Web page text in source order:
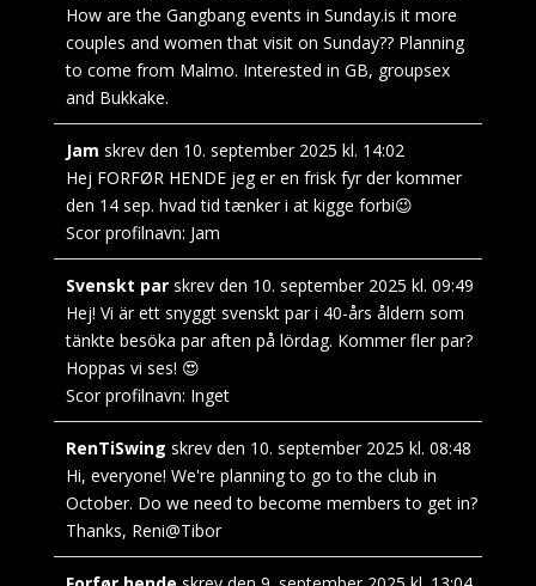
How are the Gangbang events in Sunday.is it more
couples and women that visit on Sunday?? Planning
to come from Malmo. Interested in GB, groupsex
and Bukkake.
Jam skrev den 10. september 2025 kl. 14:02
Hej FORFØR HENDE jeg er en frisk fyr der kommer
den 14 sep. hvad tid tænker i at kigge forbi😉
Scor profilnavn: Jam
Svenskt par skrev den 10. september 2025 kl. 09:49
Hej! Vi är ett snyggt svenskt par i 40-års åldern som
tänkte besöka par aften på lördag. Kommer fler par?
Hoppas vi ses! 😍
Scor profilnavn: Inget
RenTiSwing skrev den 10. september 2025 kl. 08:48
Hi, everyone! We're planning to go to the club in
October. Do we need to become members to get in?
Thanks, Reni@Tibor